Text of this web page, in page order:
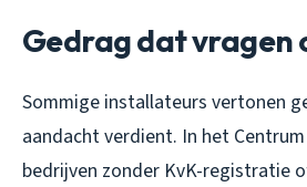
Gedrag dat vragen
Sommige installateurs vertonen
aandacht verdient. In het
bedrijven zonder KvK-registratie